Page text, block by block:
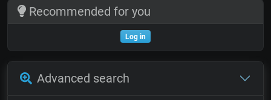
Recommended for you
Log in
Advanced search